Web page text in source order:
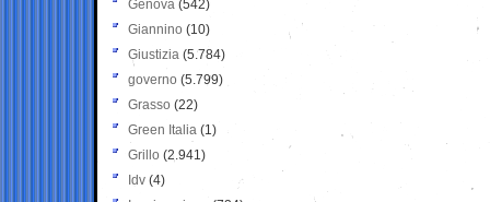
Genova (542)
Giannino (10)
Giustizia (5.784)
governo (5.799)
Grasso (22)
Green Italia (1)
Grillo (2.941)
Idv (4)